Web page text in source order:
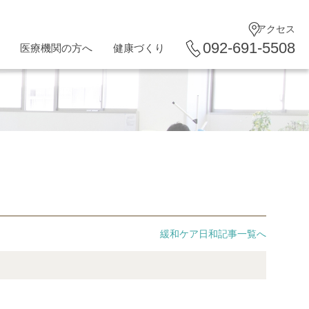
医療機関の方へ 健康づくり
アクセス
092-691-5508
緩和ケア日和記事一覧へ